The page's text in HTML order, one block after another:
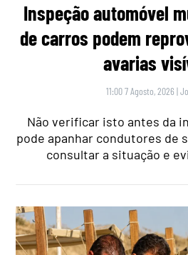
Inspeção automóvel
de carros podem
avarias
11:00 7 Agosto, 2026 |
Não verificar isto antes da
pode apanhar condutores de
consultar a situação e